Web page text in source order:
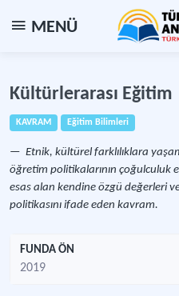
MENÜ
Kültürlerarası Eğitim
KAVRAM Eğitim Bilimleri
Etnik, kültürel farklılıklara
öğretim politikalarının çoğulculuk
esas alan kendine özgü değerleri
politikasını ifade eden kavram.
FUNDA ÖN
2019